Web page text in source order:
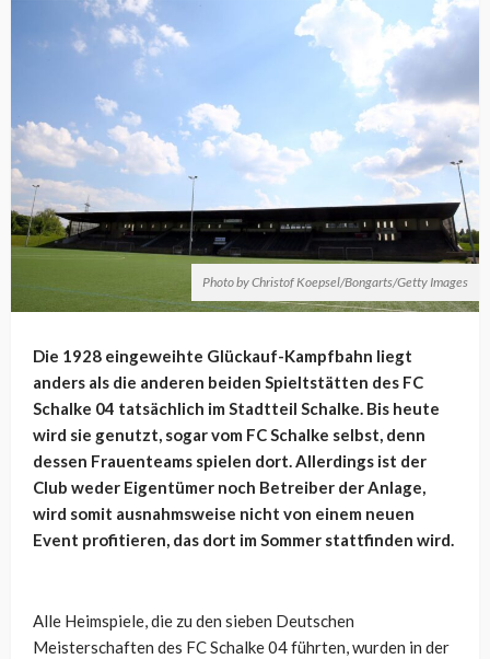
Photo by Christof Koepsel/Bongarts/Getty Images
Die 1928 eingeweihte Glückauf-Kampfbahn liegt
anders als die anderen beiden Spieltstätten des FC
Schalke 04 tatsächlich im Stadtteil Schalke. Bis heute
wird sie genutzt, sogar vom FC Schalke selbst, denn
dessen Frauenteams spielen dort. Allerdings ist der
Club weder Eigentümer noch Betreiber der Anlage,
wird somit ausnahmsweise nicht von einem neuen
Event profitieren, das dort im Sommer stattfinden wird.
Alle Heimspiele, die zu den sieben Deutschen
Meisterschaften des FC Schalke 04 führten, wurden in der